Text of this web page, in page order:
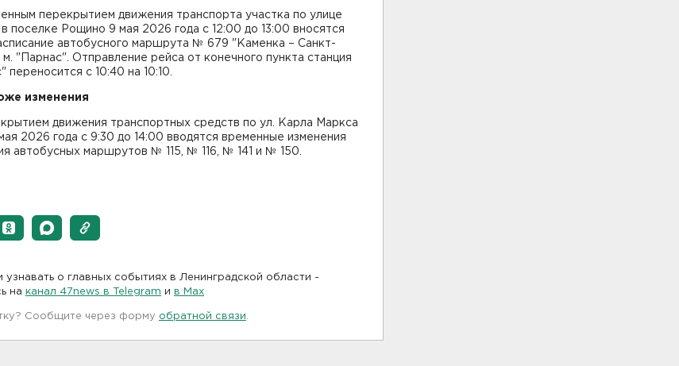
перекрытием движения транспорта участка по улице
поселке Рощино 9 мая 2026 года с 12:00 до 13:00 вносятся
автобусного маршрута № 679 "Каменка – Санкт-
м. "Парнас". Отправление рейса от конечного пункта станция
переносится с 10:40 на 10:10.
изменения
движения транспортных средств по ул. Карла Маркса
2026 года с 9:30 до 14:00 вводятся временные изменения
автобусных маршрутов № 115, № 116, № 141 и № 150.
о главных событиях в Ленинградской области -
на канал 47news в Telegram и в Maх
Сообщите через форму обратной связи